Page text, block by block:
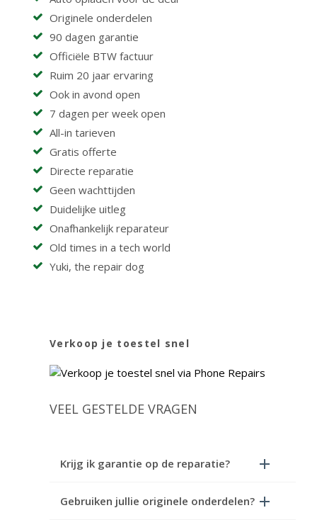
Originele onderdelen
90 dagen garantie
Officiële BTW factuur
Ruim 20 jaar ervaring
Ook in avond open
7 dagen per week open
All-in tarieven
Gratis offerte
Directe reparatie
Geen wachttijden
Duidelijke uitleg
Onafhankelijk reparateur
Old times in a tech world
Yuki, the repair dog
Verkoop je toestel snel
VEEL GESTELDE VRAGEN
Krijg ik garantie op de reparatie?
Gebruiken jullie originele onderdelen?